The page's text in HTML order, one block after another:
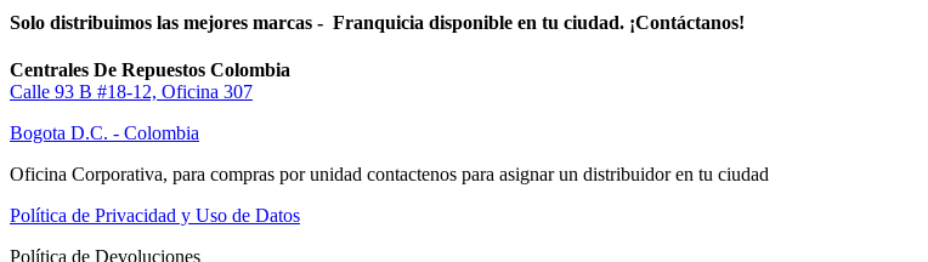
Solo distribuimos las mejores marcas - Franquicia disponible en tu ciudad. ¡Contáctanos!
Centrales De Repuestos Colombia
Calle 93 B #18-12, Oficina 307
Bogota D.C. - Colombia
Oficina Corporativa, para compras por unidad contactenos para asignar un distribuidor en tu ciudad
Política de Privacidad y Uso de Datos
Política de Devoluciones